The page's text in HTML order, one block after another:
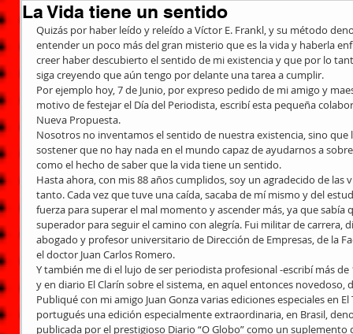
La Vida tiene un sentido
Quizás por haber leído y releído a Víctor E. Frankl, y su método
entender un poco más del gran misterio que es la vida y haberla
creer haber descubierto el sentido de mi existencia y que por lo
siga creyendo que aún tengo por delante una tarea a cumplir.
Por ejemplo hoy, 7 de Junio, por expreso pedido de mi amigo y
motivo de festejar el Día del Periodista, escribí esta pequeña
Nueva Propuesta.
Nosotros no inventamos el sentido de nuestra existencia, sino
sostener que no hay nada en el mundo capaz de ayudarnos a
como el hecho de saber que la vida tiene un sentido.
Hasta ahora, con mis 88 años cumplidos, soy un agradecido de
tanto. Cada vez que tuve una caída, sacaba de mí mismo y del
fuerza para superar el mal momento y ascender más, ya que
superador para seguir el camino con alegría. Fui militar de
abogado y profesor universitario de Dirección de Empresas, de la
el doctor Juan Carlos Romero.
Y también me di el lujo de ser periodista profesional -escribí más
y en diario El Clarín sobre el sistema, en aquel entonces novedoso,
Publiqué con mi amigo Juan Gonza varias ediciones especiales en
portugués una edición especialmente extraordinaria, en Brasil,
publicada por el prestigioso Diario “O Globo” como un